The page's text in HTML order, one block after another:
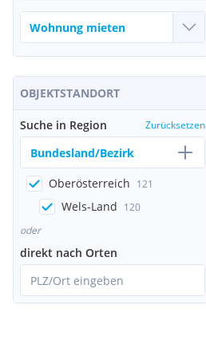
OBJEKTSTANDORT
Suche in Region Zurücksetzen
Bundesland/Bezirk
Oberösterreich 121
Wels-Land 120
oder
direkt nach Orten
PLZ/Ort eingeben